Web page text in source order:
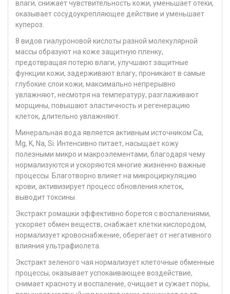
влаги, снижает чувствительность кожи, уменьшает отеки,
оказывает сосудоукрепляющее действие и уменьшает
купероз.
8 видов гиалуроновой кислоты разной молекулярной
массы образуют на коже защитную пленку,
предотвращая потерю влаги, улучшают защитные
функции кожи, задерживают влагу, проникают в самые
глубокие слои кожи, максимально непрерывно
увлажняют, несмотря на температуру, разглаживают
морщины, повышают эластичность и регенерацию
клеток, длительно увлажняют.
Минеральная вода является активным источником Ca,
Mg, K, Na, Si. Интенсивно питает, насыщает кожу
полезными микро и макроэлементами, благодаря чему
нормализуются и ускоряются многие жизненно важные
процессы. Благотворно влияет на микроциркуляцию
крови, активизирует процесс обновления клеток,
выводит токсины.
Экстракт ромашки эффективно борется с воспалениями,
ускоряет обмен веществ, снабжает клетки кислородом,
нормализует кровоснабжение, оберегает от негативного
влияния ультрафиолета.
Экстракт зеленого чая нормализует клеточные обменные
процессы, оказывает успокаивающее воздействие,
снимает красноту и воспаление, очищает и сужает поры,